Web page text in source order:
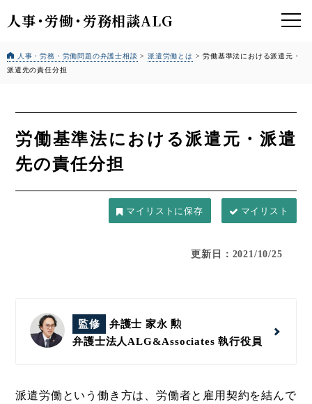
人事・労働・労務相談ALG
人事・労務・労働問題の弁護士相談 >派遣労働とは >労働基準法における派遣元・
派遣先の責任分担
労働基準法における派遣元・派遣
先の責任分担
マイリスト
更新日：2021/10/25
監修
弁護士 家永 勲
弁護士法人ALG&Associates執行役員
派遣労働という働き方は、労働者と雇用契約を結んで